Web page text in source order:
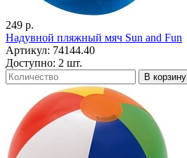
249 р.
Надувной пляжный мяч Sun and Fun
Артикул: 74144.40
Доступно: 2 шт.
В корзину